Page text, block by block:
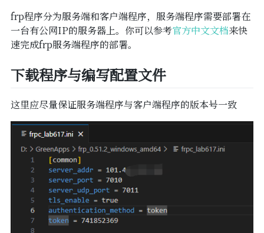
frp程序分为服务端和客户端程序，服务端程序需要部署在
一台有公网IP的服务器上。你可以参考官方中文文档来快
速完成frp服务端程序的部署。
下载程序与编写配置文件
这里应尽量保证服务端程序与客户端程序的版本号一致